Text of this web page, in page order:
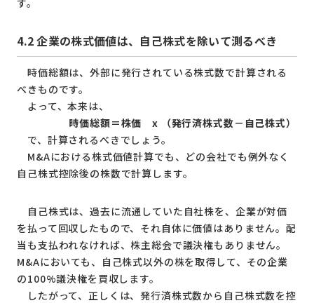
4.2企業の株式価値は、自己株式を除いて測るべき
時価総額は、外部に発行されている株式数で計算される
べきものです。
よって、本来は、
時価総額＝株価
x （発行済株式数－自己株式）
で、計算されるべきでしょう。
M&Aにおける株式価値計算でも、どの会社でも例外なく
自己株式控除後の株数で計算します。
自己株式は、過去に流通していた自社株を、企業が対価
を払って回収したもので、それ自体に価値はありません。配
当も支払われなければ、株主総会で議決権もありません。
M&Aにおいても、自己株式以外の株を取得して、その企業
の100%議決権を買収します。
したがって、正しくは、発行済株式数から自己株式数を控